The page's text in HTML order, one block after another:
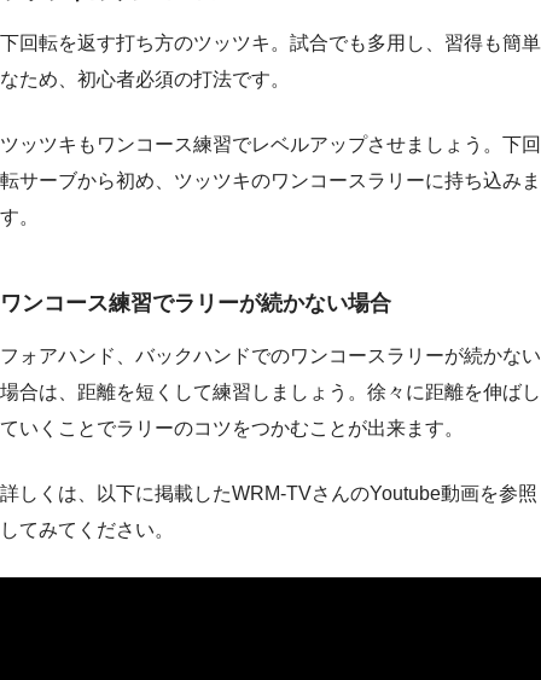
下回転を返す打ち方のツッツキ。試合でも多用し、習得も簡単
なため、初心者必須の打法です。
ツッツキもワンコース練習でレベルアップさせましょう。下回
転サーブから初め、ツッツキのワンコースラリーに持ち込みま
す。
ワンコース練習でラリーが続かない場合
フォアハンド、バックハンドでのワンコースラリーが続かない
場合は、距離を短くして練習しましょう。徐々に距離を伸ばし
ていくことでラリーのコツをつかむことが出来ます。
詳しくは、以下に掲載したWRM-TVさんのYoutube動画を参照
してみてください。